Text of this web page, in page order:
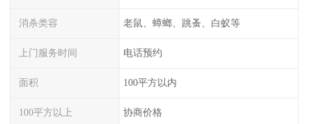
消杀类容 老鼠、蟑螂、跳蚤、白蚁等
上门服务时间 电话预约
面积 100平方以内
100平方以上 协商价格